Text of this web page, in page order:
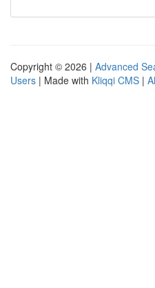
Copyright © 2026 | Advanced
Users | Made with Kliqqi CMS |